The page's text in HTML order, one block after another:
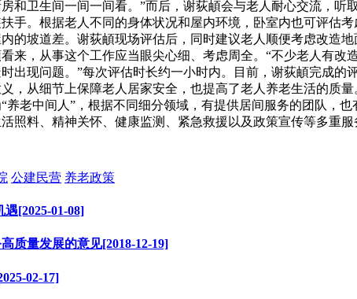
和卫生间一间一间看。”而后，谢荻頔会与老人耐心交流，听
手。根据老人不同的身体状况和屋内环境，卧室内也可评估
的坡道差。谢荻頔现场评估后，同时建议老人顺便考虑改造
来，从事这个工作应当眼尖心细、考虑周全。“不少老人有改
出现问题。”每次评估时长约一小时内。目前，谢荻頔完成
，从细节上保障老人居家安全，也提高了老人养老生活的质
老中间人”，根据不同细分领域，有提供居间服务的团队，
照料、精神关怀、健康监测、紧急救援以及政策宣传等多重服
公建民营 养老政策
[2025-01-08]
质量发展的意见[2018-12-19]
02-17]